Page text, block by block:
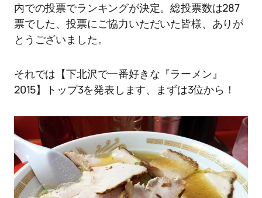
内での投票でランキングが決定。総投票数は287
票でした、投票にご協力いただいた皆様、ありが
とうございました。
それでは【下北沢で一番好きな『ラーメン』
2015】トップ3を発表します、まずは3位から！